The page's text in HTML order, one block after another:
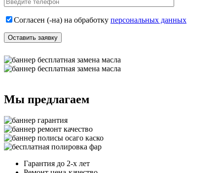
Согласен (-на) на обработку персональных данных
Мы предлагаем
Гарантия до 2-х лет